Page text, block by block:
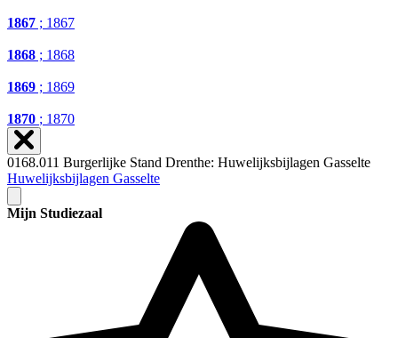
1867 ; 1867
1868 ; 1868
1869 ; 1869
1870 ; 1870
0168.011 Burgerlijke Stand Drenthe: Huwelijksbijlagen Gasselte
Huwelijksbijlagen Gasselte
Mijn Studiezaal